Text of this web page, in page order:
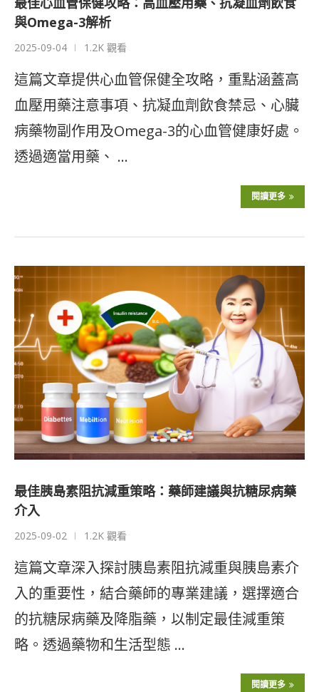
與Omega-3解析
2025-09-04 1.2K 觀看
這篇文章提供心血管保健全攻略，重點涵蓋高
血壓用藥注意事項、抗凝血劑飲食禁忌、心臟
病藥物副作用及Omega-3的心血管健康好處。
透過適當用藥、 …
閱讀更多
最佳胰島素阻抗減重策略：藥師建議與抗糖尿病藥
介入
2025-09-02 1.2K 觀看
這篇文章深入探討胰島素阻抗減重與胰島素介
入的重要性，結合藥師的專業建議，選擇適合
的抗糖尿病藥及降脂藥，以制定最佳減重策
略。透過藥物和生活型態 …
閱讀更多